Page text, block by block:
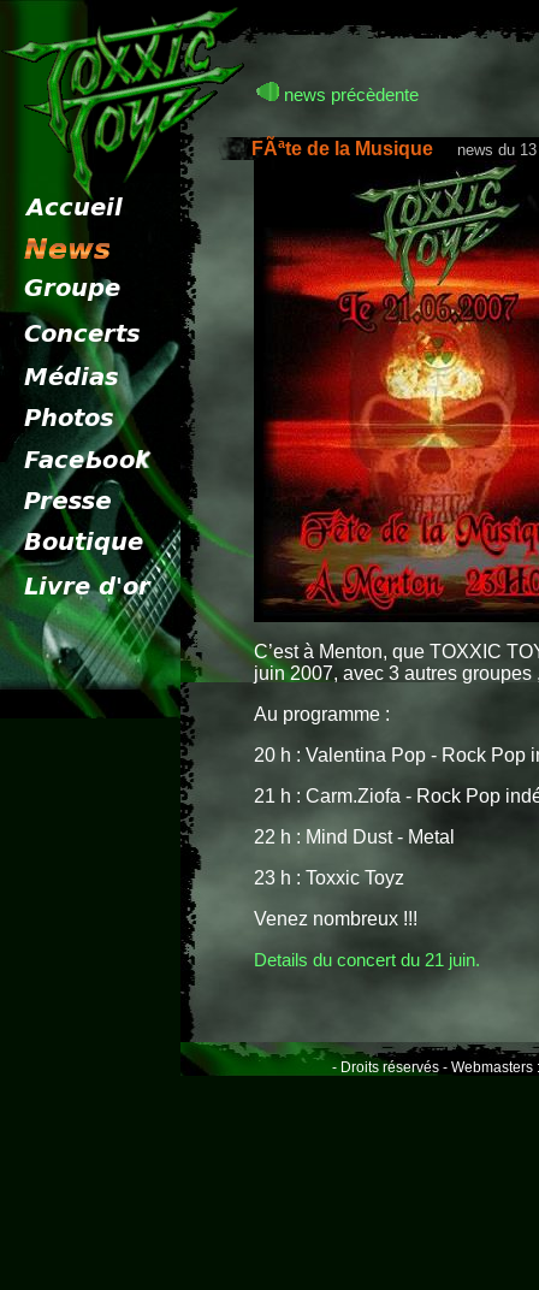
news précèdente
FÃªte de la Musique news du 13
C’est à Menton, que TOXXIC
juin 2007, avec 3 autres
Au programme :
20 h : Valentina Pop - Rock Pop
21 h : Carm.Ziofa - Rock Pop
22 h : Mind Dust - Metal
23 h : Toxxic Toyz
Venez nombreux !!!
Details du concert du 21 juin.
- Droits réservés - Webmasters